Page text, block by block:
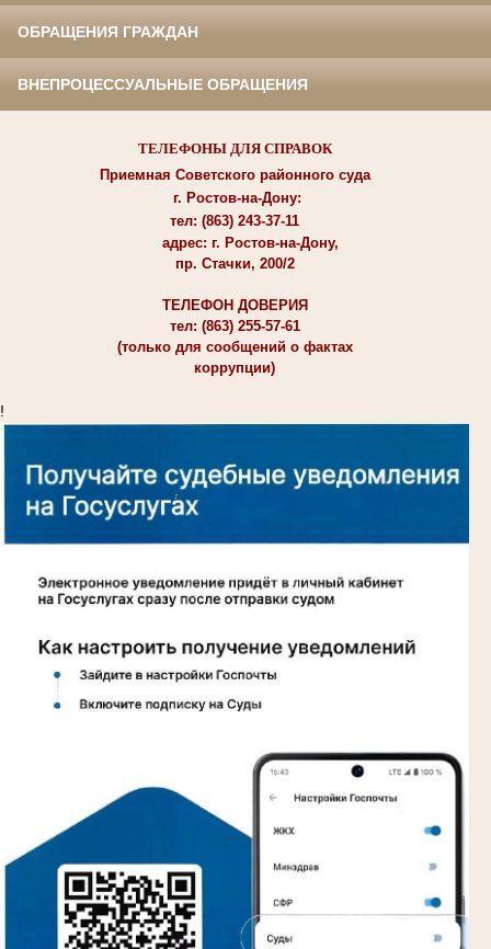
ОБРАЩЕНИЯ ГРАЖДАН
ВНЕПРОЦЕССУАЛЬНЫЕ ОБРАЩЕНИЯ
ТЕЛЕФОНЫ ДЛЯ СПРАВОК
Приемная Советского районного суда
г. Ростов-на-Дону:
тел: (863) 243-37-11
адрес: г. Ростов-на-Дону,
пр. Стачки, 200/2
ТЕЛЕФОН ДОВЕРИЯ
тел: (863) 255-57-61
(только для сообщений о фактах
коррупции)
!